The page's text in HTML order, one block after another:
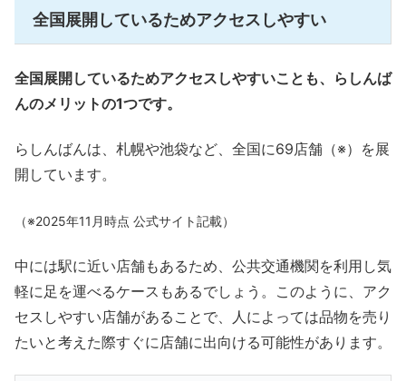
全国展開しているためアクセスしやすい
全国展開しているためアクセスしやすいことも、らしんば
んのメリットの1つです。
らしんばんは、札幌や池袋など、全国に69店舗（※）を展
開しています。
（※2025年11月時点 公式サイト記載）
中には駅に近い店舗もあるため、公共交通機関を利用し気
軽に足を運べるケースもあるでしょう。このように、アク
セスしやすい店舗があることで、人によっては品物を売り
たいと考えた際すぐに店舗に出向ける可能性があります。